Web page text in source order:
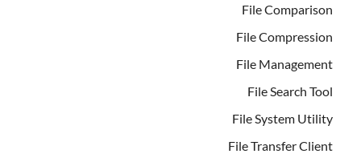
File Comparison
File Compression
File Management
File Search Tool
File System Utility
File Transfer Client